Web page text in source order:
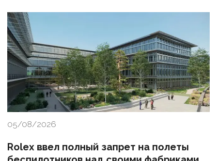
Материалы
05/08/2026
Rolex ввел полный запрет на полеты